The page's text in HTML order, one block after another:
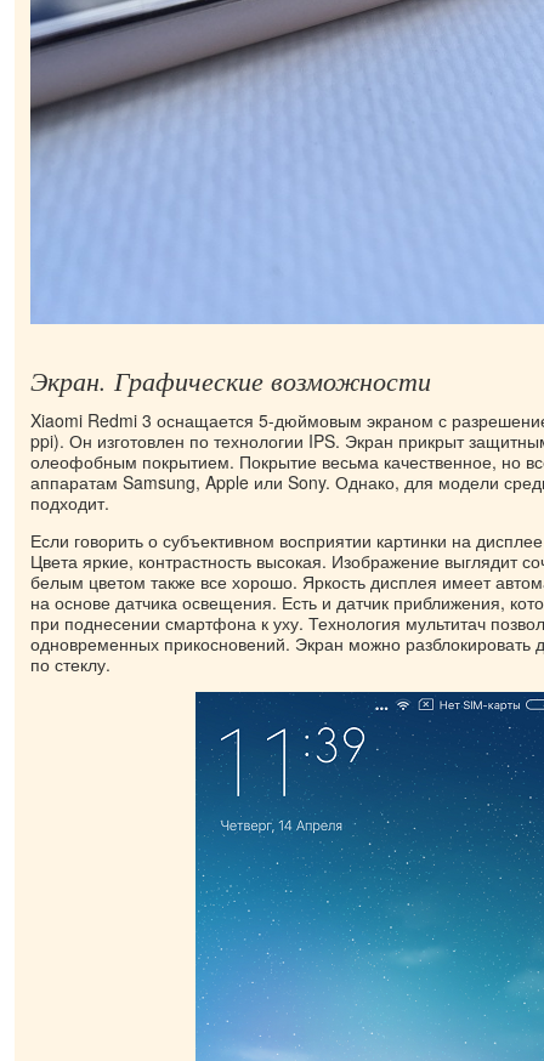
Экран. Графические возможности
Xiaomi Redmi 3 оснащается 5-дюймовым экраном с
ppi). Он изготовлен по технологии IPS. Экран прикрыт
олеофобным покрытием. Покрытие весьма качественное, но
аппаратам Samsung, Apple или Sony. Однако, для модели
подходит.
Если говорить о субъективном восприятии картинки на
Цвета яркие, контрастность высокая. Изображение выглядит
белым цветом также все хорошо. Яркость дисплея имеет
на основе датчика освещения. Есть и датчик приближения,
при поднесении смартфона к уху. Технология мультитач
одновременных прикосновений. Экран можно разблокировать
по стеклу.